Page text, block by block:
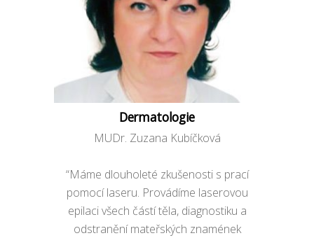
Dermatologie
MUDr. Zuzana Kubíčková
“Máme dlouholeté zkušenosti s prací
pomocí laseru. Provádíme laserovou
epilaci všech částí těla, diagnostiku a
odstranění mateřských znamének